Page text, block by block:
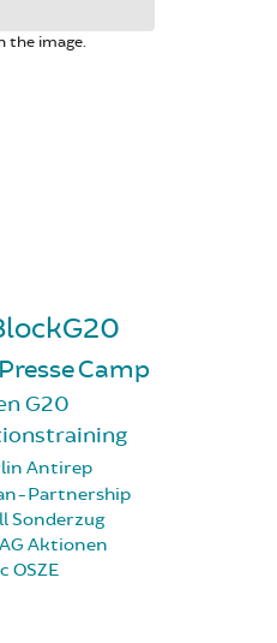
the image.
PresseCamp
G20
Antirep
Partnership
Sonderzug
AG Aktionen
OSZE